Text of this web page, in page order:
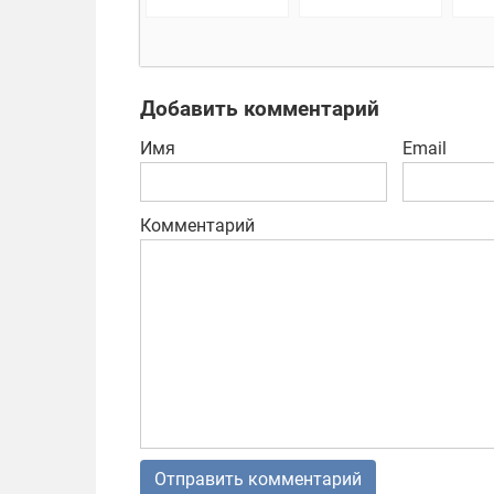
Добавить комментарий
Имя Email
Комментарий